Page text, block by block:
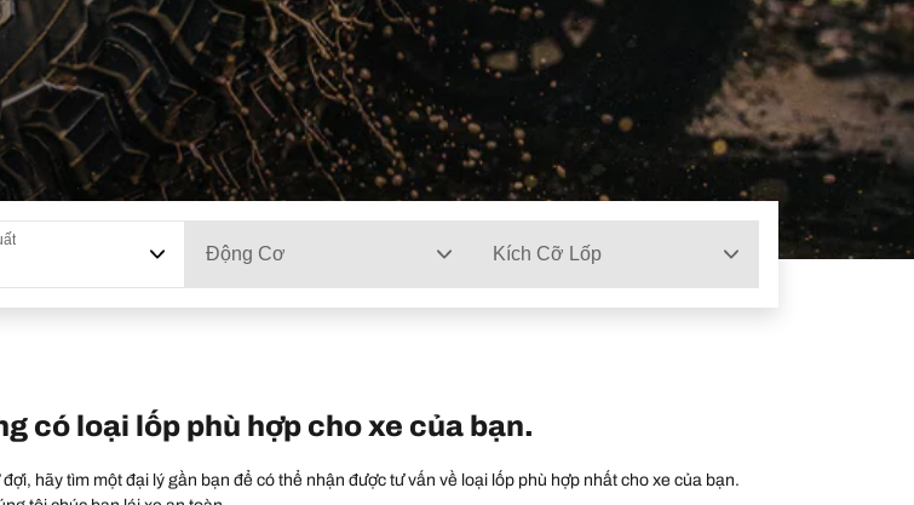
Động Cơ Kích Cỡ Lốp
có loại lốp phù hợp cho xe của bạn.
hãy tìm một đại lý gần bạn để có thể nhận được tư vấn về loại lốp phù hợp nhất cho xe của bạn.